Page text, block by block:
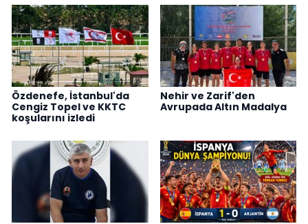
Özdenefe, İstanbul'da
Cengiz Topel ve KKTC
koşularını izledi
Nehir ve Zarif'den
Avrupada Altın Madalya